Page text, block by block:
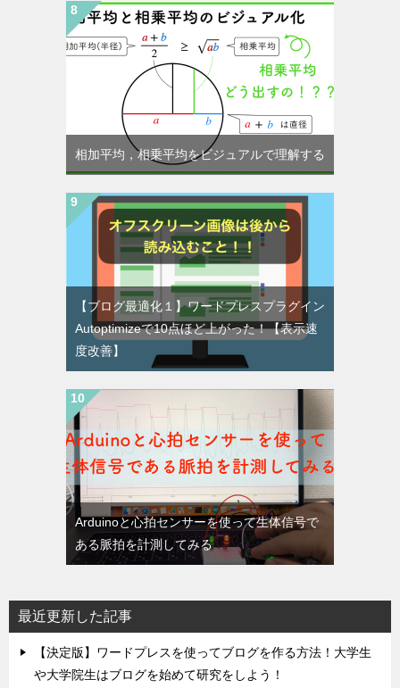
相加平均，相乗平均をビジュアルで理解する
【ブログ最適化１】ワードプレスプラグイン
Autoptimizeで10点ほど上がった！【表示速
度改善】
Arduinoと心拍センサーを使って生体信号で
ある脈拍を計測してみる
最近更新した記事
【決定版】ワードプレスを使ってブログを作る方法！大学生
や大学院生はブログを始めて研究をしよう！